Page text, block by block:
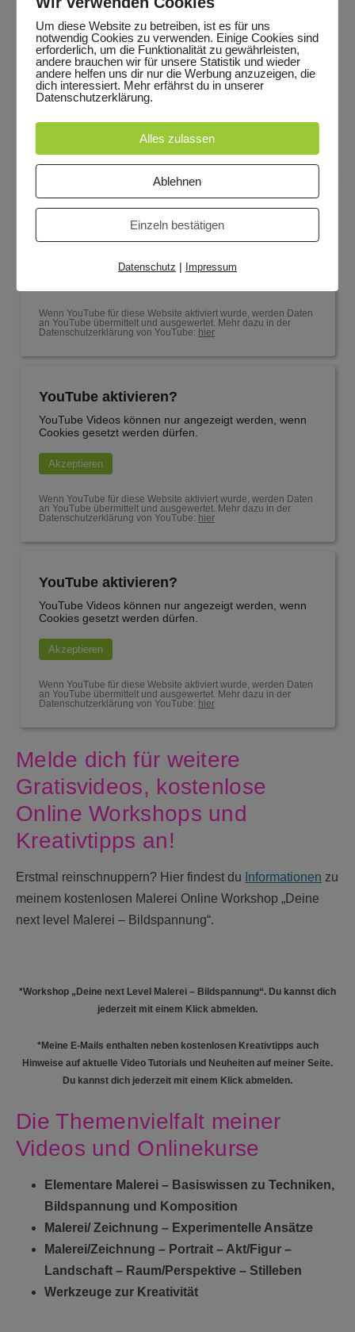
YouTube aktivieren?
YouTube Videos können nur angezeigt werden, wenn
Cookies gesetzt werden dürfen.
Akzeptieren
an YouTube übermittelt und ausgewertet. Mehr dazu in der
Datenschutzerklärung von YouTube:hier
YouTube aktivieren?
YouTube Videos können nur angezeigt werden, wenn
Wenn YouTube für diese Website aktiviert wurde, werden Daten
an YouTube übermittelt und ausgewertet. Mehr dazu in der
Datenschutzerklärung von YouTube: hier
YouTube aktivieren?
YouTube Videos können nur angezeigt werden, wenn
Cookies gesetzt werden dürfen.
Akzeptieren
Wenn YouTube für diese Website aktiviert wurde, werden Daten
an YouTube übermittelt und ausgewertet. Mehr dazu in der
Datenschutzerklärung von YouTube: hier
YouTube aktivieren?
YouTube Videos können nur angezeigt werden, wenn
Cookies gesetzt werden dürfen.
Akzeptieren
Wenn YouTube für diese Website aktiviert wurde, werden Daten
an YouTube übermittelt und ausgewertet. Mehr dazu in der
Datenschutzerklärung von YouTube: hier
Melde dich für weitere
Gratisvideos, kostenlose
Online Workshops und
Kreativtipps an!
Erstmal reinschnuppern? Hier findest du Informationen zu
meinem kostenlosen Malerei Online Workshop „Deine
next level Malerei – Bildspannung“.
*Workshop „Deine next Level Malerei – Bildspannung“. Du kannst dich
jederzeit mit einem Klick abmelden.
*Meine E-Mails enthalten neben kostenlosen Kreativtipps auch
Hinweise auf aktuelle Video Tutorials und Neuheiten auf meiner Seite.
Du kannst dich jederzeit mit einem Klick abmelden.
Die Themenvielfalt meiner
Videos und Onlinekurse
Elementare Malerei – Basiswissen zu Techniken,
Bildspannung und Komposition
Malerei/ Zeichnung – Experimentelle Ansätze
Malerei/Zeichnung – Portrait – Akt/Figur –
Landschaft – Raum/Perspektive – Stilleben
Werkzeuge zur Kreativität
Um diese Website zu betreiben, ist es für uns
notwendig Cookies zu verwenden. Einige Cookies sind
erforderlich, um die Funktionalität zu gewährleisten,
andere brauchen wir für unsere Statistik und wieder
andere helfen uns dir nur die Werbung anzuzeigen, die
dich interessiert. Mehr erfährst du in unserer
Datenschutzerklärung.
Alles zulassen
Ablehnen
Einzeln bestätigen
Datenschutz | Impressum